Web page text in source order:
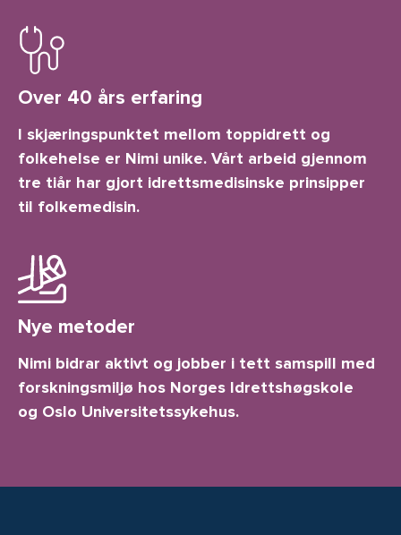
Over 40 års erfaring
I skjæringspunktet mellom toppidrett og
folkehelse er Nimi unike. Vårt arbeid gjennom
tre tiår har gjort idrettsmedisinske prinsipper
til folkemedisin.
Nye metoder
Nimi bidrar aktivt og jobber i tett samspill med
forskningsmiljø hos Norges Idrettshøgskole
og Oslo Universitetssykehus.